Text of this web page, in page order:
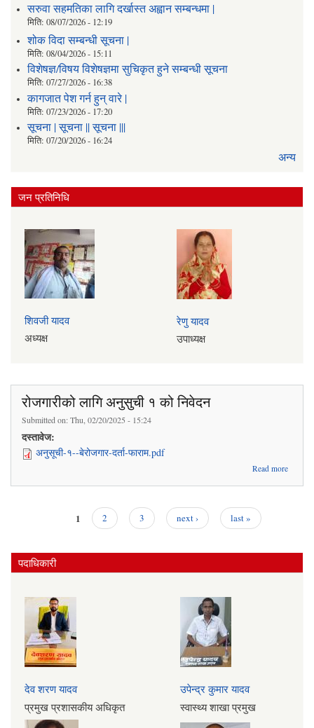
सरुवा सहमतिका लागि दर्खास्त अह्वान सम्बन्धमा |
मिति: 08/07/2026 - 12:19
शोक विदा सम्बन्धी सूचना |
मिति: 08/04/2026 - 15:11
विशेषज्ञ/विषय विशेषज्ञमा सुचिकृत हुने सम्बन्धी सूचना
मिति: 07/27/2026 - 16:38
कागजात पेश गर्न हुन् वारे |
मिति: 07/23/2026 - 17:20
सूचना | सूचना || सूचना |||
मिति: 07/20/2026 - 16:24
अन्य
जन प्रतिनिधि
शिवजी यादव
अध्यक्ष
रेणु यादव
उपाध्यक्ष
रोजगारीको लागि अनुसुची १ को निवेदन
Submitted on:Thu, 02/20/2025 - 15:24
दस्तावेज:
अनुसूची-१--बेरोजगार-दर्ता-फाराम.pdf
Read more
1 2 3 next › last »
पदाधिकारी
देव शरण यादव
प्रमुख प्रशासकीय अधिकृत
उपेन्द्र कुमार यादव
स्वास्थ्य शाखा प्रमुख